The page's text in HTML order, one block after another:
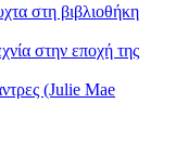
στη βιβλιοθήκη
στην εποχή της
(Julie Mae